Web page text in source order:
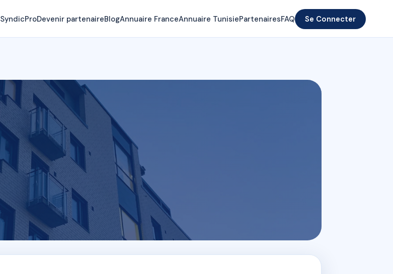
SyndicProDevenir partenaireBlogAnnuaire FranceAnnuaire TunisiePartenairesFAQ Se Connecter